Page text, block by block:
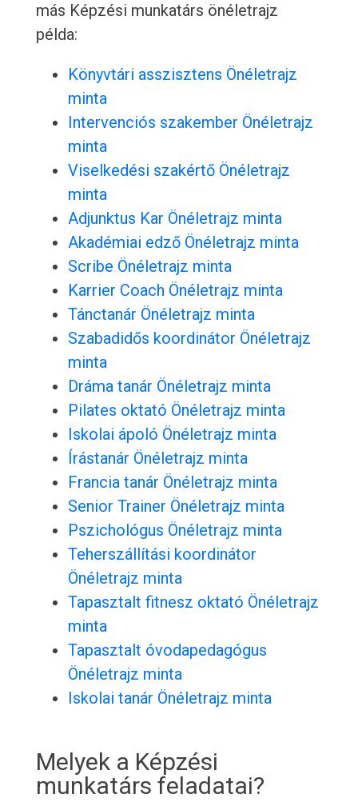
más Képzési munkatárs önéletrajz
példa:
Könyvtári asszisztens Önéletrajz
minta
Intervenciós szakember Önéletrajz
minta
Viselkedési szakértő Önéletrajz
minta
Adjunktus Kar Önéletrajz minta
Akadémiai edző Önéletrajz minta
Scribe Önéletrajz minta
Karrier Coach Önéletrajz minta
Tánctanár Önéletrajz minta
Szabadidős koordinátor Önéletrajz
minta
Dráma tanár Önéletrajz minta
Pilates oktató Önéletrajz minta
Iskolai ápoló Önéletrajz minta
Írástanár Önéletrajz minta
Francia tanár Önéletrajz minta
Senior Trainer Önéletrajz minta
Pszichológus Önéletrajz minta
Teherszállítási koordinátor
Önéletrajz minta
Tapasztalt fitnesz oktató Önéletrajz
minta
Tapasztalt óvodapedagógus
Önéletrajz minta
Iskolai tanár Önéletrajz minta
Melyek a Képzési
munkatárs feladatai?